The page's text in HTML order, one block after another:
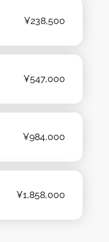
¥238,500
¥547,000
¥984,000
¥1,858,000